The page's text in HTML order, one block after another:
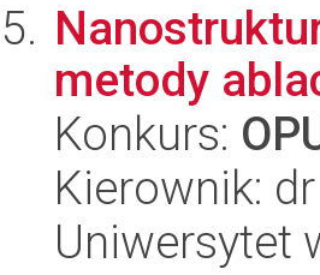
metody
Konkurs:
Kierownik:
Uniwersytet